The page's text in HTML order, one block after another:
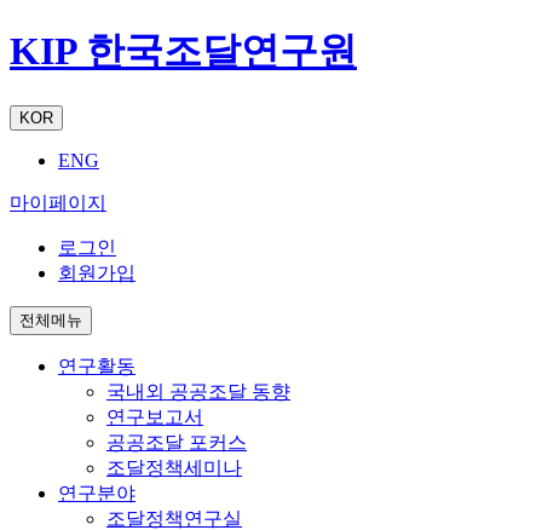
KIP 한국조달연구원
KOR
ENG
마이페이지
로그인
회원가입
전체메뉴
연구활동
국내외 공공조달 동향
연구보고서
공공조달 포커스
조달정책세미나
연구분야
조달정책연구실